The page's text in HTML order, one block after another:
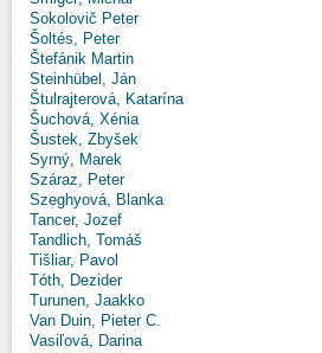
Sokolovič Peter
Šoltés, Peter
Štefánik Martin
Steinhübel, Ján
Štulrajterová, Katarína
Šuchová, Xénia
Šustek, Zbyšek
Syrný, Marek
Száraz, Peter
Szeghyová, Blanka
Tancer, Jozef
Tandlich, Tomáš
Tišliar, Pavol
Tóth, Dezider
Turunen, Jaakko
Van Duin, Pieter C.
Vasiľová, Darina